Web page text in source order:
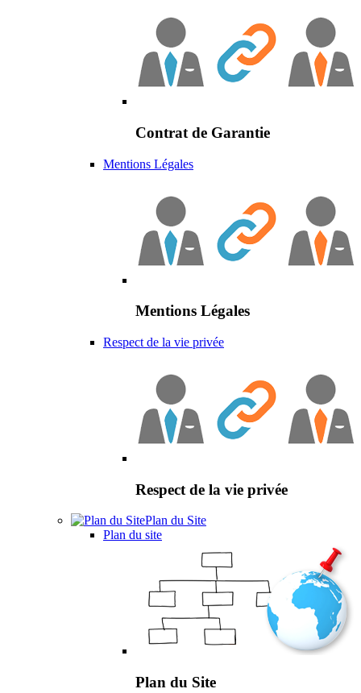
Contrat de Garantie
Mentions Légales
Mentions Légales
Respect de la vie privée
Respect de la vie privée
Plan du Site
Plan du site
Plan du Site